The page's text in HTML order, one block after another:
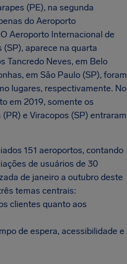
(PE), na segunda
do Aeroporto
Aeroporto Internacional de
(SP), aparece na quarta
Tancredo Neves, em Belo
em São Paulo (SP), foram
lugares, respectivamente. No
em 2019, somente os
e Viracopos (SP) entraram
151 aeroportos, contando
de usuários de 30
de janeiro a outubro deste
temas centrais:
clientes quanto aos
de espera, acessibilidade e